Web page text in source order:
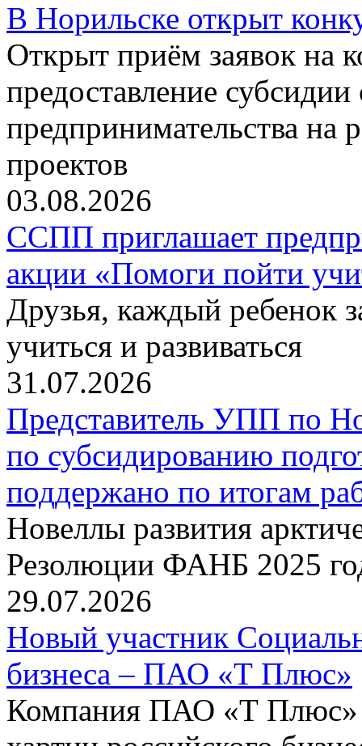
В Норильске открыт
Открыт приём заявок на
предоставление
предпринимательства на
проектов
03.08.2026
ССПП приглашает
акции «Помоги пойти
Друзья, каждый ребенок
учиться и развиваться
31.07.2026
Представитель УПП по
по субсидированию
поддержано по итогам
Новеллы развития
Резолюции ФАНБ 2025
29.07.2026
Новый участник
бизнеса – ПАО «Т Плюс»
Компания ПАО «Т Плюс»